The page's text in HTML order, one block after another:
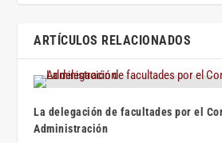
ARTÍCULOS RELACIONADOS
La delegación de facultades por el
Administración